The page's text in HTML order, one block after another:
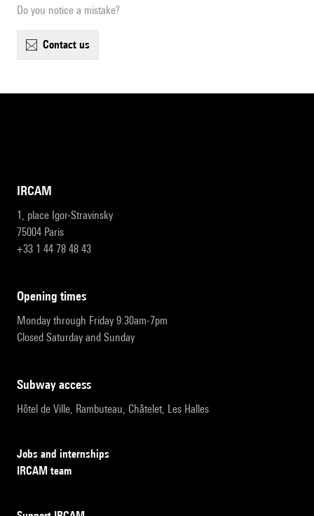
Do you notice a mistake?
contact us
IRCAM
1, place Igor-Stravinsky
75004 Paris
+33 1 44 78 48 43
opening times
Monday through Friday 9:30am-7pm
Closed Saturday and Sunday
subway access
Hôtel de Ville, Rambuteau, Châtelet, Les Halles
Jobs and internships
IRCAM team